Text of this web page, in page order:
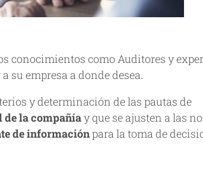
conocimientos como Auditores y
su empresa a donde desea.
y determinación de las pautas de
de la compañíay que se ajusten a las
de informaciónpara la toma de